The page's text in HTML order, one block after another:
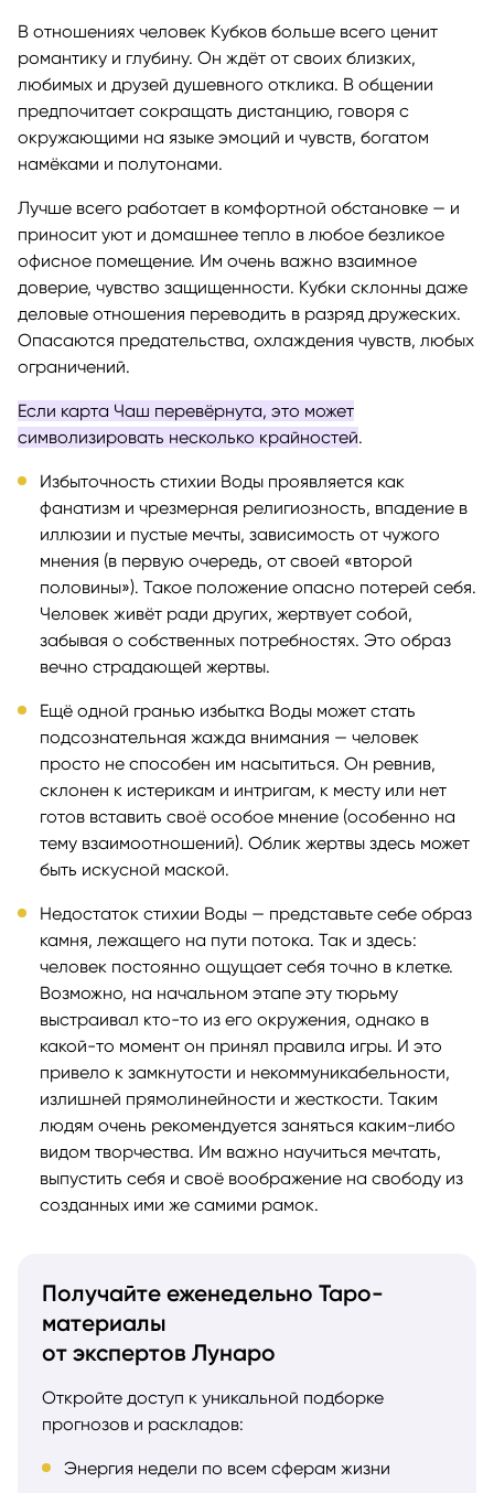
В отношениях человек Кубков больше всего ценит
романтику и глубину. Он ждёт от своих близких,
любимых и друзей душевного отклика. В общении
предпочитает сокращать дистанцию, говоря с
окружающими на языке эмоций и чувств, богатом
намёками и полутонами.
Лучше всего работает в комфортной обстановке — и
приносит уют и домашнее тепло в любое безликое
офисное помещение. Им очень важно взаимное
доверие, чувство защищенности. Кубки склонны даже
деловые отношения переводить в разряд дружеских.
Опасаются предательства, охлаждения чувств, любых
ограничений.
Если карта Чаш перевёрнута, это может
символизировать несколько крайностей.
Избыточность стихии Воды проявляется как
фанатизм и чрезмерная религиозность, впадение в
иллюзии и пустые мечты, зависимость от чужого
мнения (в первую очередь, от своей «второй
половины»). Такое положение опасно потерей себя.
Человек живёт ради других, жертвует собой,
забывая о собственных потребностях. Это образ
вечно страдающей жертвы.
Ещё одной гранью избытка Воды может стать
подсознательная жажда внимания — человек
просто не способен им насытиться. Он ревнив,
склонен к истерикам и интригам, к месту или нет
готов вставить своё особое мнение (особенно на
тему взаимоотношений). Облик жертвы здесь может
быть искусной маской.
Недостаток стихии Воды — представьте себе образ
камня, лежащего на пути потока. Так и здесь:
человек постоянно ощущает себя точно в клетке.
Возможно, на начальном этапе эту тюрьму
выстраивал кто-то из его окружения, однако в
какой-то момент он принял правила игры. И это
привело к замкнутости и некоммуникабельности,
излишней прямолинейности и жесткости. Таким
людям очень рекомендуется заняться каким-либо
видом творчества. Им важно научиться мечтать,
выпустить себя и своё воображение на свободу из
созданных ими же самими рамок.
Получайте еженедельно Таро-
материалы
от экспертов Лунаро
Откройте доступ к уникальной подборке
прогнозов и раскладов:
Энергия недели по всем сферам жизни